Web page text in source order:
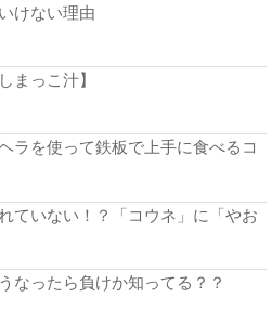
けない理由
まっこ汁】
ラを使って鉄板で上手に食べるコ
ていない！？「コウネ」に「やお
なったら負けか知ってる？？